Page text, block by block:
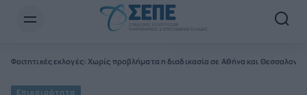
Φοιτητικές εκλογές: Χωρίς προβλήματα η διαδικασία σε Αθήνα και
Επικαιρότητα
Newsletter Email*